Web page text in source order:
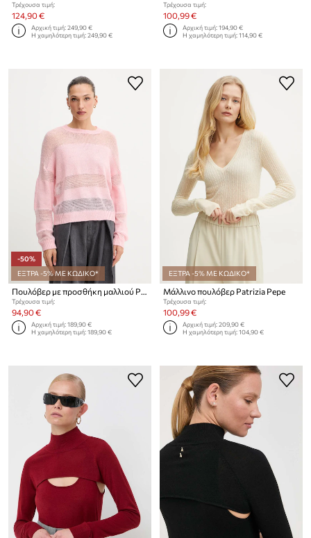
Τρέχουσα τιμή:
124,90 €
Αρχική τιμή:249,90 €
Η χαμηλότερη τιμή:249,90 €
Τρέχουσα τιμή:
100,99 €
Αρχική τιμή:194,90 €
Η χαμηλότερη τιμή:114,90 €
-50%
ΕΞΤΡΑ -5% ΜΕ ΚΩΔΙΚΟ*
Πουλόβερ με προσθήκη μαλλιού Patrizia Pepe
Τρέχουσα τιμή:
94,90 €
Αρχική τιμή:189,90 €
Η χαμηλότερη τιμή:189,90 €
ΕΞΤΡΑ -5% ΜΕ ΚΩΔΙΚΟ*
Μάλλινο πουλόβερ Patrizia Pepe
Τρέχουσα τιμή:
100,99 €
Αρχική τιμή:209,90 €
Η χαμηλότερη τιμή:104,90 €